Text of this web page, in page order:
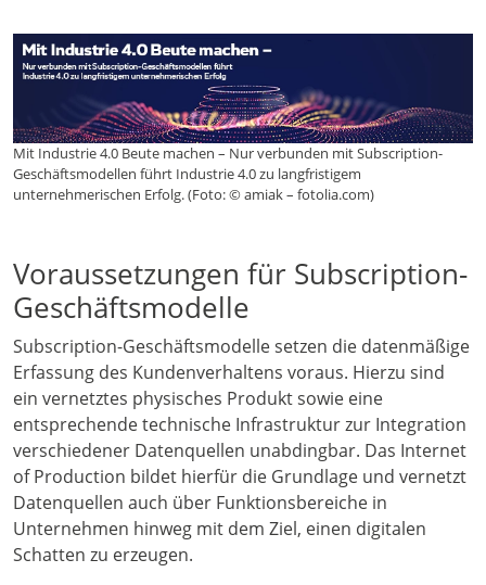
Mit Industrie 4.0 Beute machen – Nur verbunden mit Subscription-
Geschäftsmodellen führt Industrie 4.0 zu langfristigem
unternehmerischen Erfolg. (Foto: © amiak – fotolia.com)
Voraussetzungen für Subscription-
Geschäftsmodelle
Subscription-Geschäftsmodelle setzen die datenmäßige
Erfassung des Kundenverhaltens voraus. Hierzu sind
ein vernetztes physisches Produkt sowie eine
entsprechende technische Infrastruktur zur Integration
verschiedener Datenquellen unabdingbar. Das Internet
of Production bildet hierfür die Grundlage und vernetzt
Datenquellen auch über Funktionsbereiche in
Unternehmen hinweg mit dem Ziel, einen digitalen
Schatten zu erzeugen.